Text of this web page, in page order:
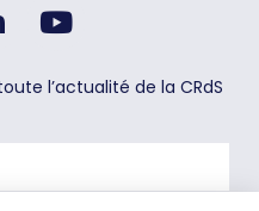
l’actualité de la CRdS